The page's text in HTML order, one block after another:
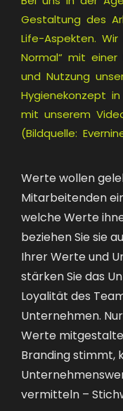
Gestaltung des
Life-Aspekten.
Normal“ mit
und Nutzung
Hygienekonzept
mit unserem
(Bildquelle:
Werte wollen
Mitarbeitenden
welche Werte
beziehen Sie sie
Ihrer Werte und
stärken Sie das
Loyalität des
Unternehmen.
Werte
Branding stimmt,
vermitteln –